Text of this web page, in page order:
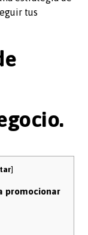
tus
]
promocionar